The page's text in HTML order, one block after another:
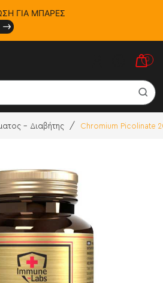
ΓΙΑ ΜΠΑΡΕΣ
0
- Διαβήτης Chromium Picolinate